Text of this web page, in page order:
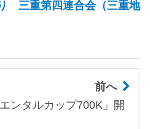
三重第四連合会（三重地
前へ
ンタルカップ700K」開